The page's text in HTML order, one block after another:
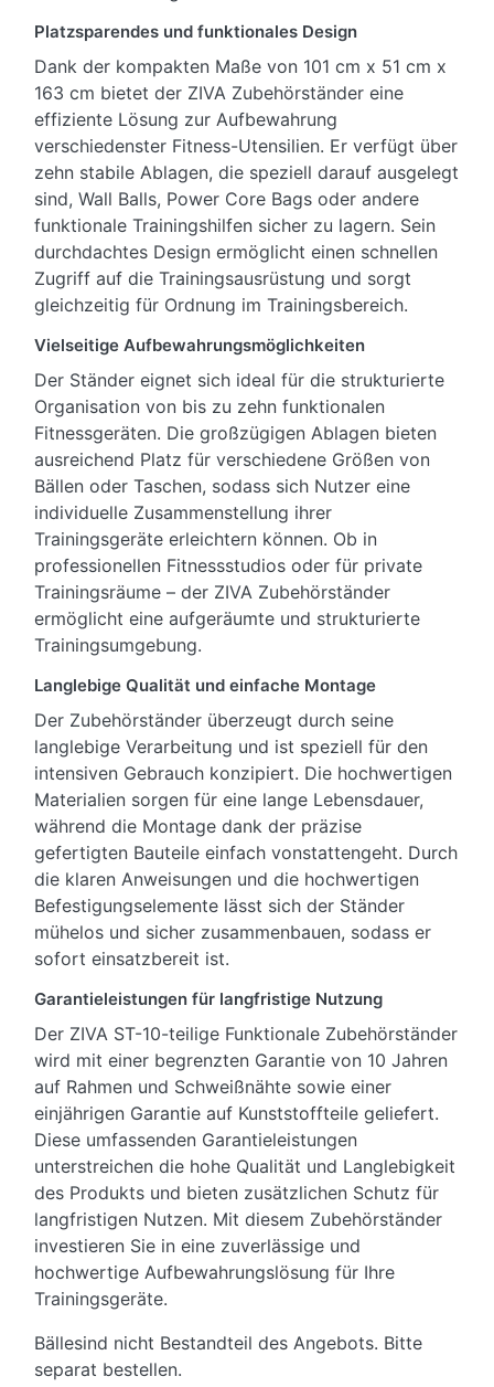
Platzsparendes und funktionales Design
Dank der kompakten Maße von 101 cm x 51 cm x
163 cm bietet der ZIVA Zubehörständer eine
effiziente Lösung zur Aufbewahrung
verschiedenster Fitness-Utensilien. Er verfügt über
zehn stabile Ablagen, die speziell darauf ausgelegt
sind, Wall Balls, Power Core Bags oder andere
funktionale Trainingshilfen sicher zu lagern. Sein
durchdachtes Design ermöglicht einen schnellen
Zugriff auf die Trainingsausrüstung und sorgt
gleichzeitig für Ordnung im Trainingsbereich.
Vielseitige Aufbewahrungsmöglichkeiten
Der Ständer eignet sich ideal für die strukturierte
Organisation von bis zu zehn funktionalen
Fitnessgeräten. Die großzügigen Ablagen bieten
ausreichend Platz für verschiedene Größen von
Bällen oder Taschen, sodass sich Nutzer eine
individuelle Zusammenstellung ihrer
Trainingsgeräte erleichtern können. Ob in
professionellen Fitnessstudios oder für private
Trainingsräume – der ZIVA Zubehörständer
ermöglicht eine aufgeräumte und strukturierte
Trainingsumgebung.
Langlebige Qualität und einfache Montage
Der Zubehörständer überzeugt durch seine
langlebige Verarbeitung und ist speziell für den
intensiven Gebrauch konzipiert. Die hochwertigen
Materialien sorgen für eine lange Lebensdauer,
während die Montage dank der präzise
gefertigten Bauteile einfach vonstattengeht. Durch
die klaren Anweisungen und die hochwertigen
Befestigungselemente lässt sich der Ständer
mühelos und sicher zusammenbauen, sodass er
sofort einsatzbereit ist.
Garantieleistungen für langfristige Nutzung
Der ZIVA ST-10-teilige Funktionale Zubehörständer
wird mit einer begrenzten Garantie von 10 Jahren
auf Rahmen und Schweißnähte sowie einer
einjährigen Garantie auf Kunststoffteile geliefert.
Diese umfassenden Garantieleistungen
unterstreichen die hohe Qualität und Langlebigkeit
des Produkts und bieten zusätzlichen Schutz für
langfristigen Nutzen. Mit diesem Zubehörständer
investieren Sie in eine zuverlässige und
hochwertige Aufbewahrungslösung für Ihre
Trainingsgeräte.
Bällesind nicht Bestandteil des Angebots. Bitte
separat bestellen.